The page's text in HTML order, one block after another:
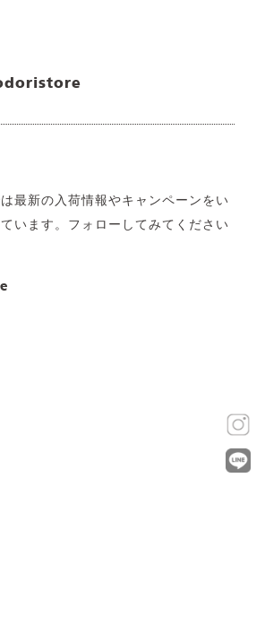
最新の入荷情報やキャンペーンをい
います。フォローしてみてください